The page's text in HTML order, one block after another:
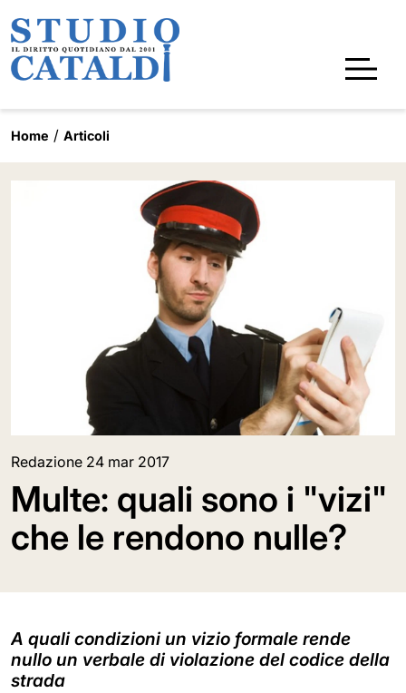
Home Articoli
Redazione 24 mar 2017
Multe: quali sono i "vizi"
che le rendono nulle?
A quali condizioni un vizio formale rende
nullo un verbale di violazione del codice della
strada